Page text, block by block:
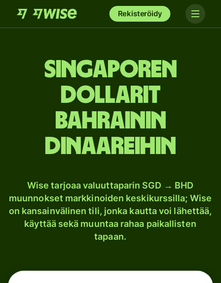
Rekisteröidy
Singaporen
dollarit
Bahrainin
dinaareihin
Wise tarjoaa valuuttaparin SGD → BHD
muunnokset markkinoiden keskikurssilla; Wise
on kansainvälinen tili, jonka kautta voi lähettää,
käyttää sekä muuntaa rahaa paikallisten
tapaan.